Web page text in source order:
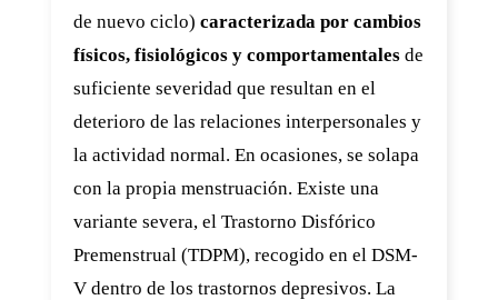
de nuevo ciclo) caracterizada por cambios
físicos, fisiológicos y comportamentales de
suficiente severidad que resultan en el
deterioro de las relaciones interpersonales y
la actividad normal. En ocasiones, se solapa
con la propia menstruación. Existe una
variante severa, el Trastorno Disfórico
Premenstrual (TDPM), recogido en el DSM-
V dentro de los trastornos depresivos. La